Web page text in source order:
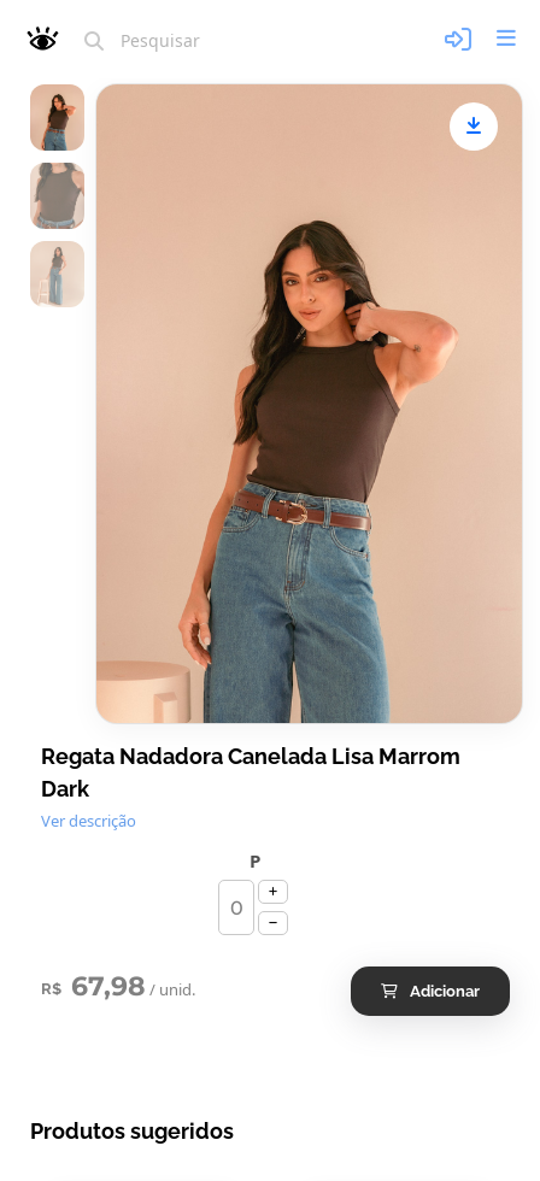
Regata Nadadora Canelada Lisa Marrom
Dark
Ver descrição
P
R$ 67,98 / unid. Adicionar
Produtos sugeridos